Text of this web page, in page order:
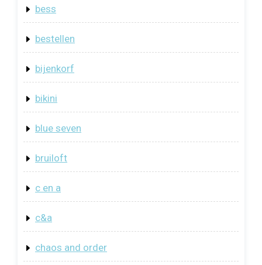
bess
bestellen
bijenkorf
bikini
blue seven
bruiloft
c en a
c&a
chaos and order